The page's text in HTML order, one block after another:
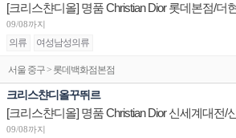
09/08까지
의류 여성남성의류
서울 중구 > 롯데백화점본점
크리스챤디올꾸뛰르
09/08까지